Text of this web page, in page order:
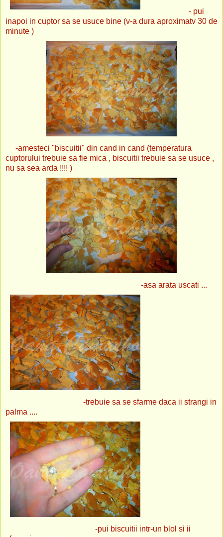
- pui
inapoi in cuptor sa se usuce bine (v-a dura aproximatv 30 de
minute )
-amesteci "biscuitii" din cand in cand (temperatura
cuptorului trebuie sa fie mica , biscuitii trebuie sa se usuce ,
nu sa sea arda !!!! )
-asa arata uscati ...
-trebuie sa se sfarme daca ii strangi in
palma ....
-pui biscuitii intr-un blol si ii